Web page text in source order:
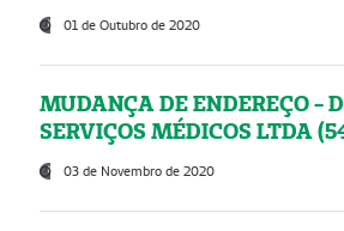
01 de Outubro de 2020
MUDANÇA DE ENDEREÇO -
SERVIÇOS MÉDICOS LTDA
03 de Novembro de 2020